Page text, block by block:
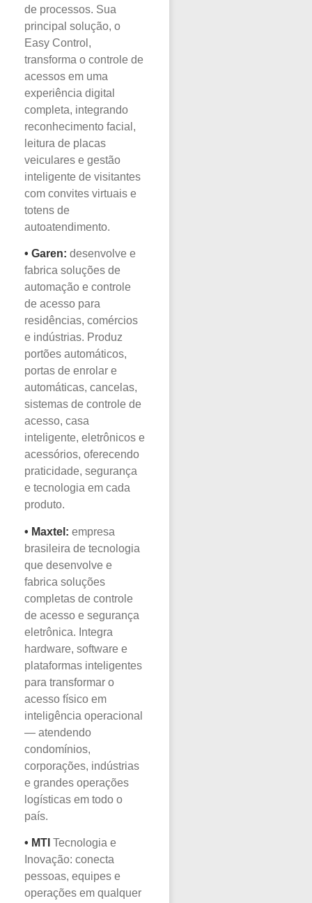
de processos. Sua
principal solução, o
Easy Control,
transforma o controle de
acessos em uma
experiência digital
completa, integrando
reconhecimento facial,
leitura de placas
veiculares e gestão
inteligente de visitantes
com convites virtuais e
totens de
autoatendimento.
• Garen: desenvolve e
fabrica soluções de
automação e controle
de acesso para
residências, comércios
e indústrias. Produz
portões automáticos,
portas de enrolar e
automáticas, cancelas,
sistemas de controle de
acesso, casa
inteligente, eletrônicos e
acessórios, oferecendo
praticidade, segurança
e tecnologia em cada
produto.
• Maxtel: empresa
brasileira de tecnologia
que desenvolve e
fabrica soluções
completas de controle
de acesso e segurança
eletrônica. Integra
hardware, software e
plataformas inteligentes
para transformar o
acesso físico em
inteligência operacional
— atendendo
condomínios,
corporações, indústrias
e grandes operações
logísticas em todo o
país.
• MTI Tecnologia e
Inovação: conecta
pessoas, equipes e
operações em qualquer